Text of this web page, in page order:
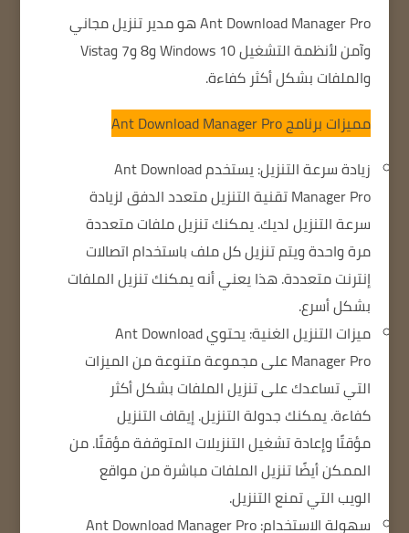
Ant Download Manager Pro هو مدير تنزيل مجاني
وآمن لأنظمة التشغيل Windows 10 و8 و7 وVista
والملفات بشكل أكثر كفاءة.
مميزات برنامج Ant Download Manager Pro
زيادة سرعة التنزيل: يستخدم Ant Download
Manager Pro تقنية التنزيل متعدد الدفق لزيادة
سرعة التنزيل لديك.يمكنك تنزيل ملفات متعددة
مرة واحدة ويتم تنزيل كل ملف باستخدام اتصالات
إنترنت متعددة.هذا يعني أنه يمكنك تنزيل الملفات
بشكل أسرع.
ميزات التنزيل الغنية: يحتوي Ant Download
Manager Pro على مجموعة متنوعة من الميزات
التي تساعدك على تنزيل الملفات بشكل أكثر
كفاءة.يمكنك جدولة التنزيل.إيقاف التنزيل
مؤقتًا وإعادة تشغيل التنزيلات المتوقفة مؤقتًا.من
الممكن أيضًا تنزيل الملفات مباشرة من مواقع
الويب التي تمنع التنزيل.
سهولة الاستخدام: Ant Download Manager Pro